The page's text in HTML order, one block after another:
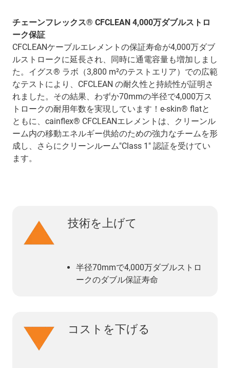
チェーンフレックス® CFCLEAN 4,000万ダブルストロ
ーク保証
CFCLEANケーブルエレメントの保証寿命が4,000万ダブ
ルストロークに延長され、同時に通電容量も増加しまし
た。イグス® ラボ（3,800 m²のテストエリア）での広範
なテストにより、CFCLEAN の耐久性と持続性が証明さ
れました。その結果、わずか70mmの半径で4,000万ス
トロークの耐用年数を実現しています！e-skin® flatと
ともに、cainflex® CFCLEANエレメントは、クリーンル
ーム内の移動エネルギー供給のための強力なチームを形
成し、さらにクリーンルーム"Class 1" 認証を受けてい
ます。
技術を上げて
半径70mmで4,000万ダブルストロ
ークのダブル保証寿命
コストを下げる